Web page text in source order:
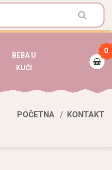
BEBA U
KUĆI
0
POČETNA KONTAKT